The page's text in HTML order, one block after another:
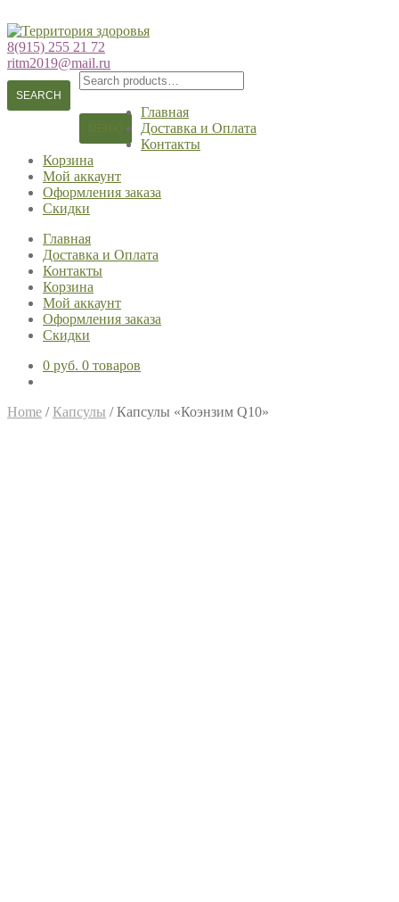
Перейти
к
навигации
Перейти
к
содержимому
8(915) 255 21 72
ritm2019@mail.ru
Search
for:
SEARCH
Главная
Доставка и Оплата
Контакты
Корзина
Мой аккаунт
Оформления заказа
Скидки
Главная
Доставка и Оплата
Контакты
Корзина
Мой аккаунт
Оформления заказа
Скидки
0 руб. 0 товаров
Home / Капсулы /Капсулы «Коэнзим Q10»